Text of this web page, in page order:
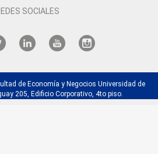
SOCIALES
de Economía y Negocios Universidad de
205, Edificio Corporativo, 4to piso.